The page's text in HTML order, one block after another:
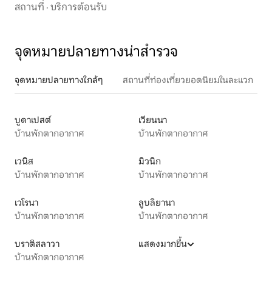
สถานที่ · บริการต้อนรับ
จุดหมายปลายทางน่าสำรวจ
จุดหมายปลายทางใกล้ๆ สถานที่ท่องเที่ยวยอดนิยมในละแวก
บูดาเปสต์
บ้านพักตากอากาศ
เวียนนา
บ้านพักตากอากาศ
เวนิส
บ้านพักตากอากาศ
มิวนิก
บ้านพักตากอากาศ
เวโรนา
บ้านพักตากอากาศ
ลูบลิยานา
บ้านพักตากอากาศ
บราติสลาวา
บ้านพักตากอากาศ
แสดงมากขึ้น